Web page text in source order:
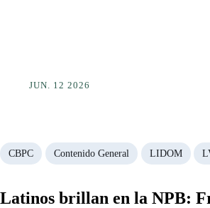
JUN. 12 2026
CBPC Contenido General LIDOM
Latinos brillan en la NPB: